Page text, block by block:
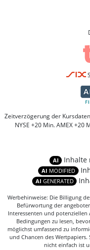
Zeitverzögerung der
NYSE +20 Min. AMEX +20
AI Inhalte
AI MODIFIED
AI GENERATED
Werbehinweise: Die Billigung
Befürwortung der
Interessenten und potenziellen
Bedingungen zu lesen,
möglichst umfassend zu
und Chancen des
nicht einfach ist